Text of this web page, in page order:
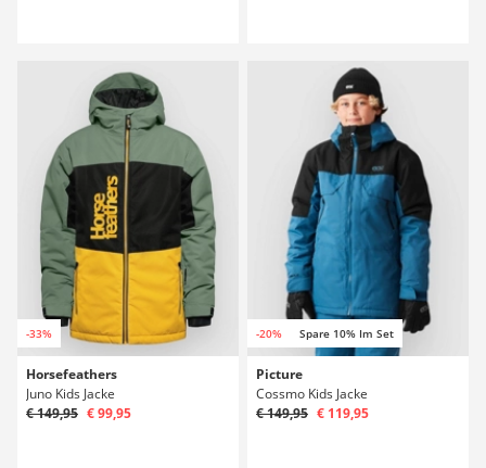
-33%
Horsefeathers
Juno Kids Jacke
€ 149,95 € 99,95
-20% Spare 10% Im Set
Picture
Cossmo Kids Jacke
€ 149,95 € 119,95